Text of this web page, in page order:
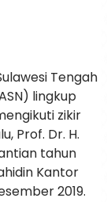
Tengah
lingkup
zikir
Prof. Dr. H.
tahun
Kantor
2019.­